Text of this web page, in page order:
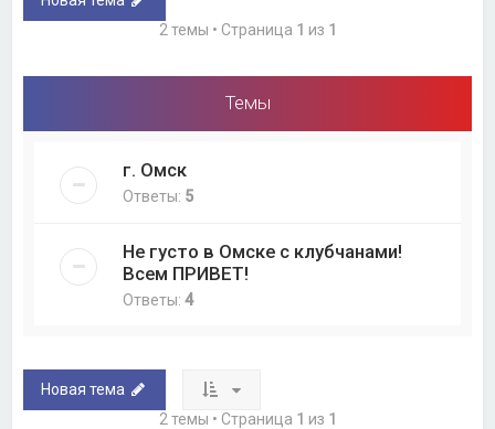
2 темы • Страница 1 из 1
Темы
г. Омск
Ответы: 5
Не густо в Омске с клубчанами!
Всем ПРИВЕТ!
Ответы:4
Новая тема
2 темы • Страница 1 из 1